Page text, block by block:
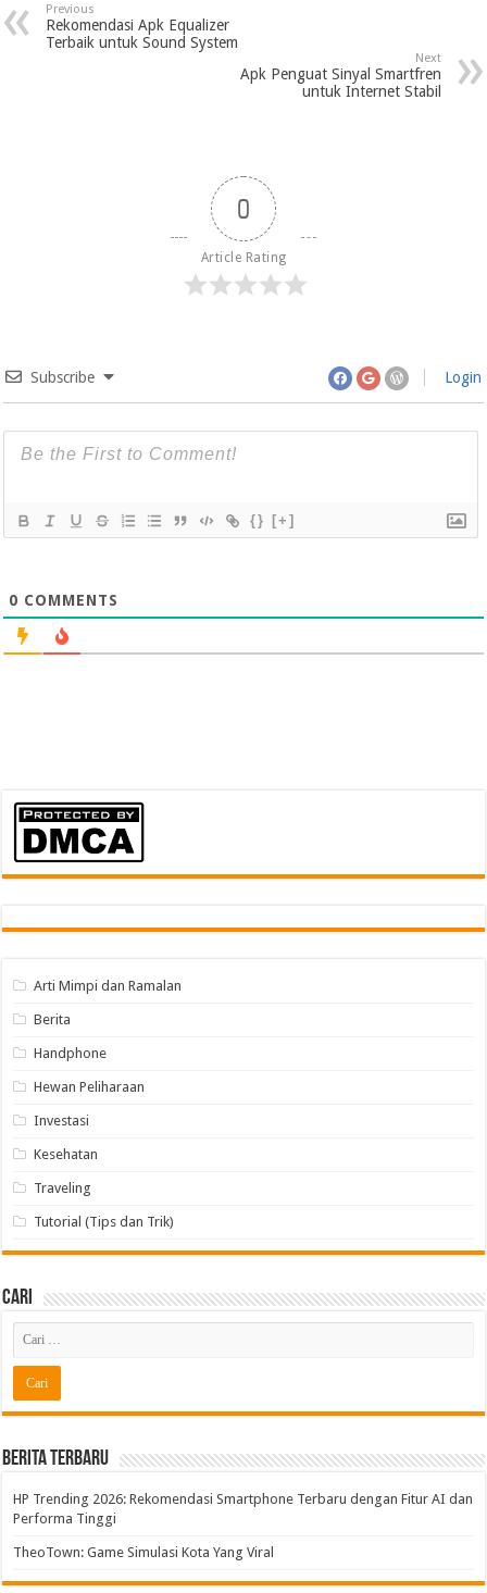
Previous
Rekomendasi Apk Equalizer
Terbaik untuk Sound System
Next
Apk Penguat Sinyal Smartfren
untuk Internet Stabil
0
Article Rating
Subscribe Login
{} [+]
0 COMMENTS
Arti Mimpi dan Ramalan
Berita
Handphone
Hewan Peliharaan
Investasi
Kesehatan
Traveling
Tutorial (Tips dan Trik)
Cari
Berita Terbaru
HP Trending 2026: Rekomendasi Smartphone Terbaru dengan Fitur AI dan
Performa Tinggi
TheoTown: Game Simulasi Kota Yang Viral